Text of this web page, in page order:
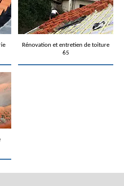
Rénovation et entretien de toiture
65